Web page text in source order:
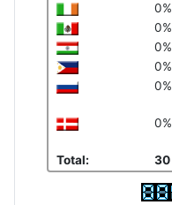
0%
0%
0%
0%
0%
0%
Total: 30